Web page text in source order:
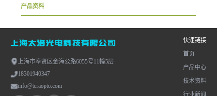
产品资料
上海市奉贤区金海公路6055号11幢5层
18301940347
info@teraopto.com
快速链接
首页
产品中心
技术资料